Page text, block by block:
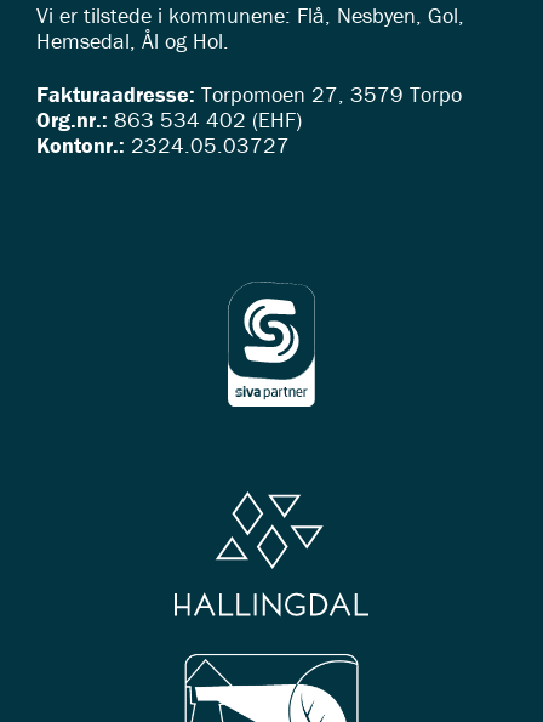
Vi er tilstede i kommunene: Flå, Nesbyen, Gol,
Hemsedal, Ål og Hol.
Fakturaadresse: Torpomoen 27, 3579 Torpo
Org.nr.: 863 534 402 (EHF)
Kontonr.: 2324.05.03727